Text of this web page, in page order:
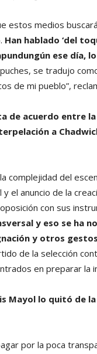
estos medios
Han hablado ‘del
ese día,
se tradujo
de mi pueblo”,
de acuerdo entre
a
complejidad del
el anuncio de la
con sus
y eso se ha
y otros gestos
de la selección
en preparar la
Mayol lo quitó de
por la poca